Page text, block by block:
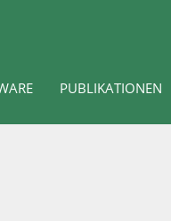
PUBLIKATIONEN